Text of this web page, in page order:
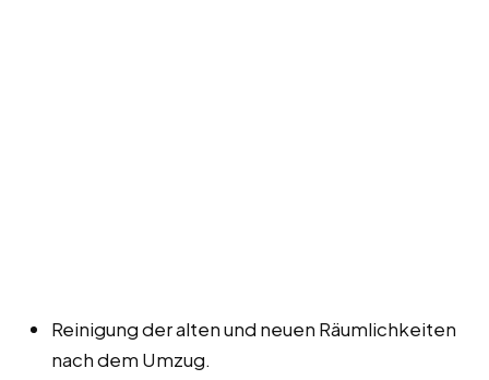
Reinigung der alten und neuen Räumlichkeiten
nach dem Umzug.